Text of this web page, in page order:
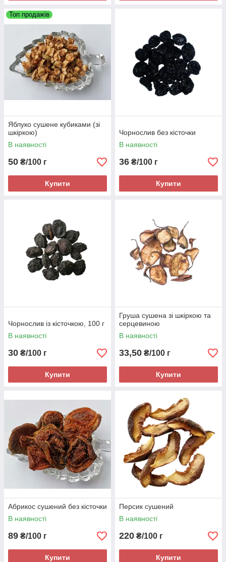
Топ продажів
Яблуко сушене кубиками (зі
шкіркою)
В наявності
50 ₴/100 г
Купити
Чорнослив без кісточки
В наявності
36 ₴/100 г
Купити
Чорнослив із кісточкою, 100 г
В наявності
30 ₴/100 г
Купити
Груша сушена зі шкіркою та
серцевиною
В наявності
33,50 ₴/100 г
Купити
Абрикос сушений без кісточки
В наявності
89 ₴/100 г
Купити
Персик сушений
В наявності
220 ₴/100 г
Купити